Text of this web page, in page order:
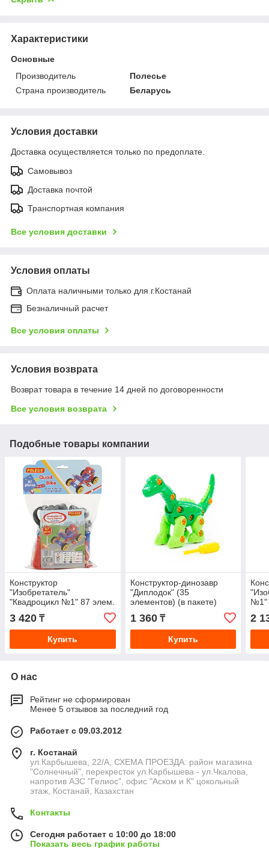
Характеристики
Основные
Производитель
Полесье
Страна производитель
Беларусь
Условия доставки
Доставка осуществляется только по предоплате.
Самовывоз
Доставка почтой
Транспортная компания
Все условия доставки
Условия оплаты
Оплата наличными только для г.Костанай
Безналичный расчет
Все условия оплаты
Условия возврата
Возврат товара в течение 14 дней по договоренности
Все условия возврата
Подобные товары компании
Конструктор
"Изобретатель"
"Квадроцикл №1" 87 элем.
в пакете 55057
3 420 ₸
Купить
Конструктор-динозавр
"Диплодок" (35
элементов) (в пакете)
1 360₸
Купить
№1"
2
О нас
Рейтинг не сформирован
Менее 5 отзывов за последний год
Работает с 09.03.2012
г. Костанай
ул.Карбышева, 22/А, СХЕМА ПРОЕЗДА: район магазина
"Солнечный", перекресток ул.Карбышева - ул.Чкалова,
напротив АЗС "Гелиос", офис "Аском и К" цокольный
этаж, Костанай, Казахстан
Контакты
Сегодня работает с 10:00 до 18:00
Показать весь график работы